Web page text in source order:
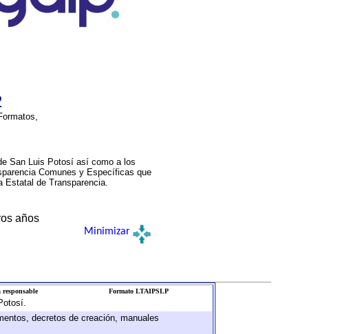
San Luis Potosí así como a los
Comunes y Específicas que
Estatal de Transparencia.
años
Minimizar
responsable Formato LTAIPSLP
decretos de creación, manuales